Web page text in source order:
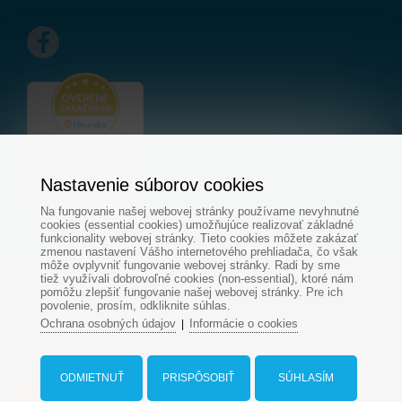
© Všetky práva vyhradené - www.aquapond.sk
Tvorba web stránok
Nastavenie súborov cookies
Na fungovanie našej webovej stránky používame nevyhnutné
cookies (essential cookies) umožňujúce realizovať základné
funkcionality webovej stránky. Tieto cookies môžete zakázať
zmenou nastavení Vášho internetového prehliadača, čo však
môže ovplyvniť fungovanie webovej stránky. Radi by sme
tiež využívali dobrovoľné cookies (non-essential), ktoré nám
pomôžu zlepšiť fungovanie našej webovej stránky. Pre ich
povolenie, prosím, odkliknite súhlas.
Ochrana osobných údajov| Informácie o cookies
SÚHLASÍM
PRISPÔSOBIŤ
ODMIETNUŤ